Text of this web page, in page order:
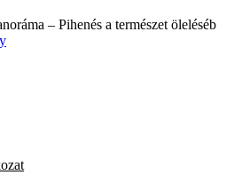
– Pihenés a természet öleléséb